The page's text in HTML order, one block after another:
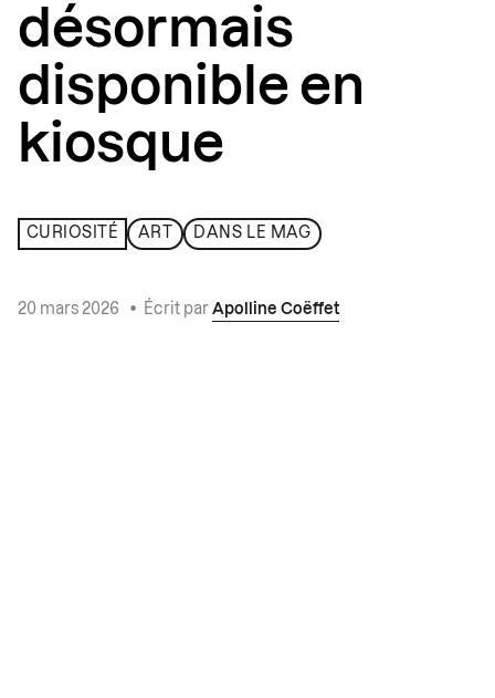
désormais
disponible en
kiosque
CURIOSITÉ ART DANS LE MAG
20 mars 2026 • Écrit par Apolline Coëffet